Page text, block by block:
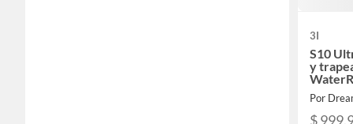
3I
S10
y
13000Pa
Por
$